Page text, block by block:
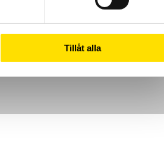
Tillåt alla
Om Oss